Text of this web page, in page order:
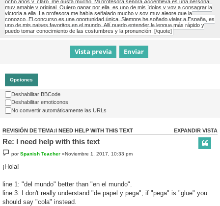
ocho años y, claro, me gusta mucho. Mi profesora señora Accentieva es una persona
muy amable y original. Quiero ganar por ella, es uno de mis ídolos y voy a consagrar la
victoria a ella. La profesora me había señalado mucho y soy muy alegre que la
conozco. El concurso es una oportunidad única. Siempre he soñado viajar a España, es
uno de mis paises favoritos en el mundo. Allí puedo entender la lengua más rápido y
puedo tomar conocimiento de las costumbres y la pronunción. [/quote]
Opciones
Deshabilitar BBCode
Deshabilitar emoticonos
No convertir automáticamente las URLs
EXPANDIR VISTA
REVISIÓN DE TEMA:I NEED HELP WITH THIS TEXT
Re: I need help with this text
porSpanish Teacher »Noviembre 1, 2017, 10:33 pm
¡Hola!
line 1: "del mundo" better than "en el mundo".
line 3: I don't really understand "de papel y pega"; if "pega" is "glue" you
should say "cola" instead.